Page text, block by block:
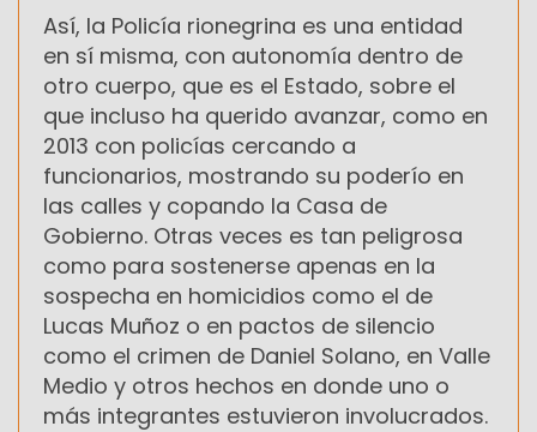
Así, la Policía rionegrina es una entidad
en sí misma, con autonomía dentro de
otro cuerpo, que es el Estado, sobre el
que incluso ha querido avanzar, como en
2013 con policías cercando a
funcionarios, mostrando su poderío en
las calles y copando la Casa de
Gobierno. Otras veces es tan peligrosa
como para sostenerse apenas en la
sospecha en homicidios como el de
Lucas Muñoz o en pactos de silencio
como el crimen de Daniel Solano, en Valle
Medio y otros hechos en donde uno o
más integrantes estuvieron involucrados.